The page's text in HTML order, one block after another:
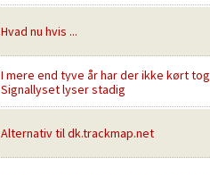
Hvad nu hvis ...
I mere end tyve år har der ikke kørt
Signallyset lyser stadig
Alternativ til dk.trackmap.net